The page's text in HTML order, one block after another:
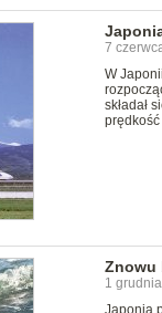
7
W
składał
Znowu
1
Japonia